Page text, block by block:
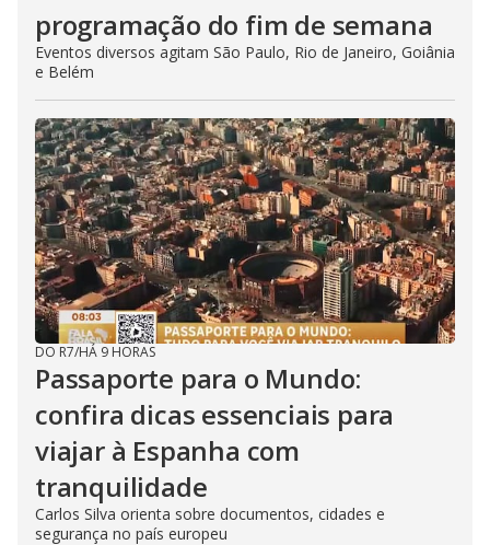
programação do fim de semana
Eventos diversos agitam São Paulo, Rio de Janeiro, Goiânia
e Belém
DO R7/HÁ 9 HORAS
Passaporte para o Mundo:
confira dicas essenciais para
viajar à Espanha com
tranquilidade
Carlos Silva orienta sobre documentos, cidades e
segurança no país europeu